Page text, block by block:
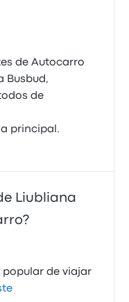
de Autocarro
Busbud,
de
principal.
Liubliana
de viajar